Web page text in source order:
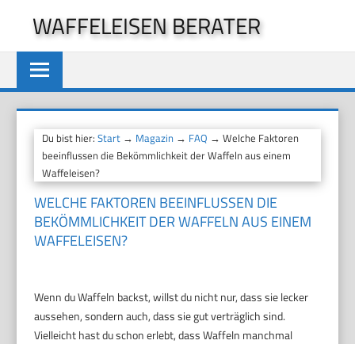
springen
WAFFELEISEN BERATER
Du bist hier:Start → Magazin → FAQ → Welche Faktoren
beeinflussen die Bekömmlichkeit der Waffeln aus einem
Waffeleisen?
WELCHE FAKTOREN BEEINFLUSSEN DIE
BEKÖMMLICHKEIT DER WAFFELN AUS EINEM
WAFFELEISEN?
Wenn du Waffeln backst, willst du nicht nur, dass sie lecker
aussehen, sondern auch, dass sie gut verträglich sind.
Vielleicht hast du schon erlebt, dass Waffeln manchmal